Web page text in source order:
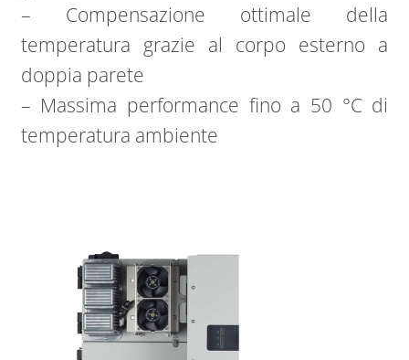
– Compensazione ottimale della
temperatura grazie al corpo esterno a
doppia parete
– Massima performance fino a 50 °C di
temperatura ambiente